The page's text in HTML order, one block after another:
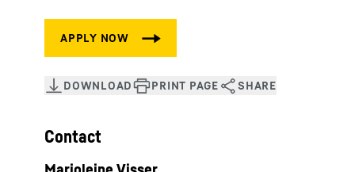
Contact